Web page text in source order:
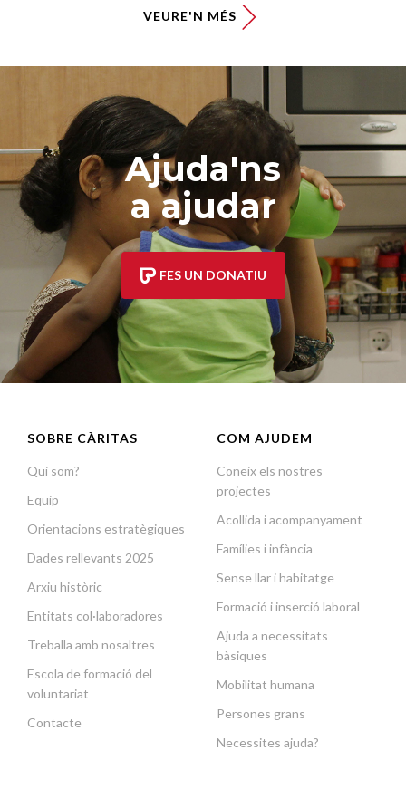
VEURE'N MÉS
Ajuda'ns
a ajudar
FES UN DONATIU
SOBRE CÀRITAS
Qui som?
Equip
Orientacions estratègiques
Dades rellevants 2025
Arxiu històric
Entitats col·laboradores
Treballa amb nosaltres
Escola de formació del
voluntariat
Contacte
COM AJUDEM
Coneix els nostres
projectes
Acollida i acompanyament
Famílies i infància
Sense llar i habitatge
Formació i inserció laboral
Ajuda a necessitats
bàsiques
Mobilitat humana
Persones grans
Necessites ajuda?